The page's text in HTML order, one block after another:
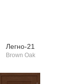
Легно-21
Brown Oak